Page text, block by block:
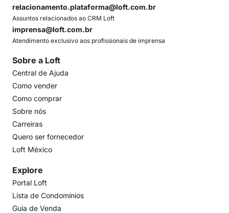
relacionamento.plataforma@loft.com.br
Assuntos relacionados ao CRM Loft
imprensa@loft.com.br
Atendimento exclusivo aos profissionais de imprensa
Sobre a Loft
Central de Ajuda
Como vender
Como comprar
Sobre nós
Carreiras
Quero ser fornecedor
Loft México
Explore
Portal Loft
Lista de Condomínios
Guia de Venda